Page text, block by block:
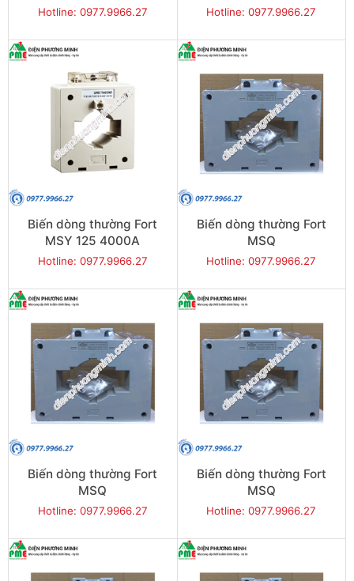
Hotline: 0977.9966.27 Hotline: 0977.9966.27
Biến dòng thường Fort
MSY 125 4000A
Hotline: 0977.9966.27
Biến dòng thường Fort
MSQ
100,10x100/30x80,3000
Hotline: 0977.9966.27
Biến dòng thường Fort
MSQ
100,10x100/30x80,2500
Hotline: 0977.9966.27
Biến dòng thường Fort
MSQ
100,10x100/30x80,2000
Hotline: 0977.9966.27